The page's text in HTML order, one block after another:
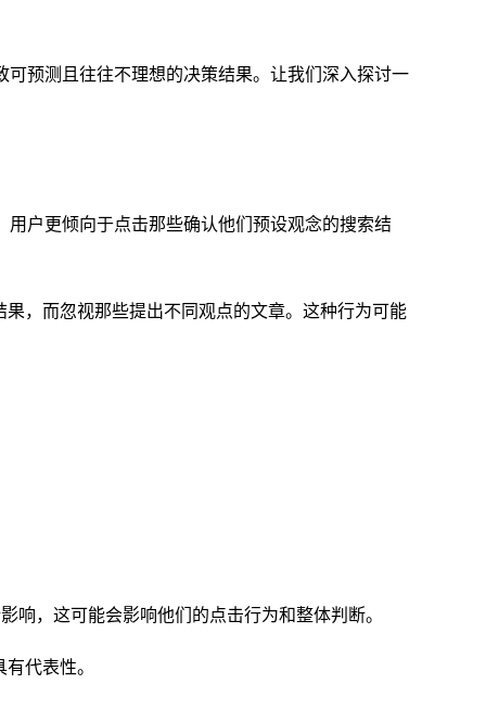
预测且往往不理想的决策结果。让我们深入探讨一
户更倾向于点击那些确认他们预设观念的搜索结
，而忽视那些提出不同观点的文章。这种行为可能
响，这可能会影响他们的点击行为和整体判断。
代表性。